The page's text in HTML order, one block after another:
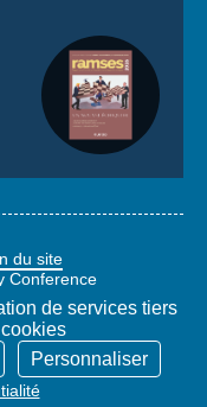
du site
Conference
de services tiers
Personnaliser